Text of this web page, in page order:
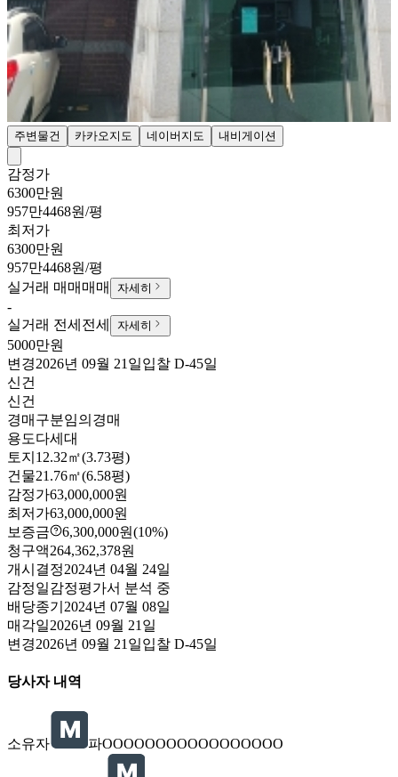
주변물건 카카오지도 네이버지도 내비게이션
감정가
6300만원
957만4468원/평
최저가
6300만원
957만4468원/평
실거래 매매 매매 자세히
-
실거래 전세 전세 자세히
5000만원
변경2026년 09월 21일입찰 D-45일
신건
신건
경매구분임의경매
용도다세대
토지 12.32㎡(3.73평)
건물21.76㎡(6.58평)
감정가63,000,000원
최저가63,000,000원
보증금
6,300,000원(10%)
청구액264,362,378원
개시결정2024년 04월 24일
감정일감정평가서 분석 중
배당종기 2024년 07월 08일
매각일2026년 09월 21일
변경2026년 09월 21일입찰 D-45일
당사자 내역
소유자 파OOOOOOOOOOOOOOOOO